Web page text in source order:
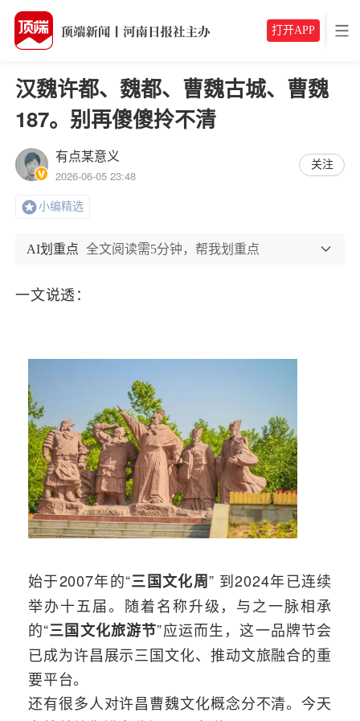
打开APP
汉魏许都、魏都、曹魏古城、曹魏
187。别再傻傻拎不清
有点某意义
2026-06-05 23:48
关注
小编精选
AI划重点 全文阅读需5分钟，帮我划重点
一文说透：
始于2007年的“三国文化周” 到2024年已连续
举办十五届。随着名称升级，与之一脉相承
的“三国文化旅游节”应运而生，这一品牌节会
已成为许昌展示三国文化、推动文旅融合的重
要平台。
还有很多人对许昌曹魏文化概念分不清。今天